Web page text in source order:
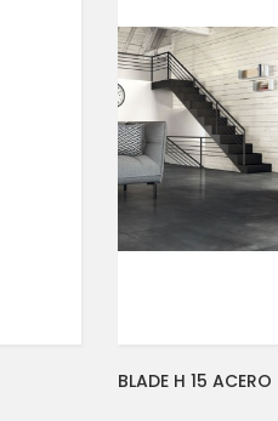
BLADE H 15